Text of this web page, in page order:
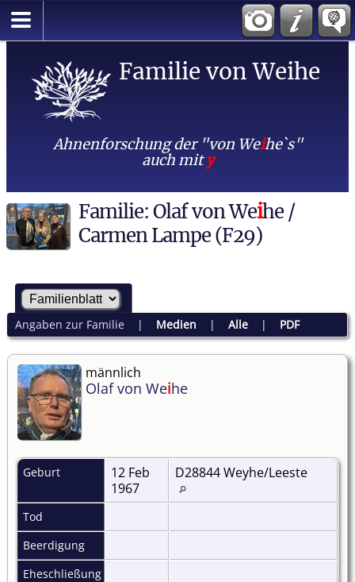
Familie von Weihe
Ahnenforschung der "von Weihe`s"
auch mity
Familie: Olaf von Weihe /
Carmen Lampe (F29)
Angaben zur Familie| Medien | Alle| PDF
männlich
Olaf von Weihe
Geburt
12 Feb
1967
D28844 Weyhe/Leeste
Tod
Beerdigung
Eheschließung